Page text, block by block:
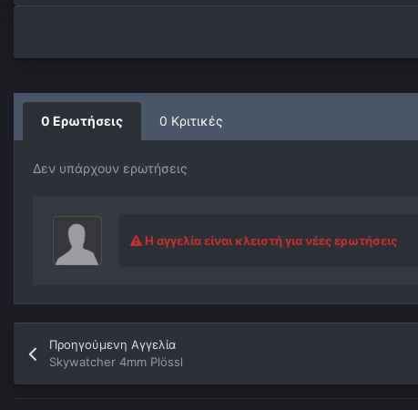
0 Ερωτήσεις 0 Κριτικές
Δεν υπάρχουν ερωτήσεις
Η αγγελία είναι κλειστή για νέες ερωτήσεις
Προηγούμενη Αγγελία
Skywatcher 4mm Plössl